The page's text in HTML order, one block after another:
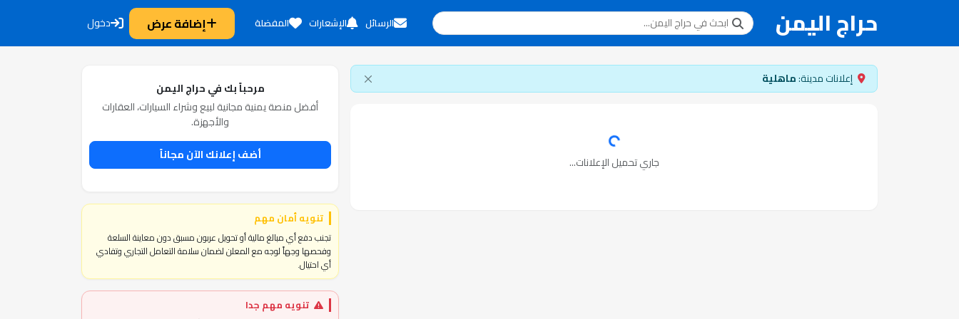
حراج اليمن الرسائل الإشعارات المفضلة إضافة عرض دخول
إعلانات مدينة:ماهلية
جاري تحميل الإعلانات...
مرحباً بك في حراج اليمن
أفضل منصة يمنية مجانية لبيع وشراء السيارات، العقارات
والأجهزة.
أضف إعلانك الآن مجاناً
تنويه أمان مهم
تجنب دفع أي مبالغ مالية أو تحويل عربون مسبق دون معاينة السلعة
وفحصها وجهاً لوجه مع المعلن لضمان سلامة التعامل التجاري وتفادي
أي احتيال.
تنويه مهم جدا